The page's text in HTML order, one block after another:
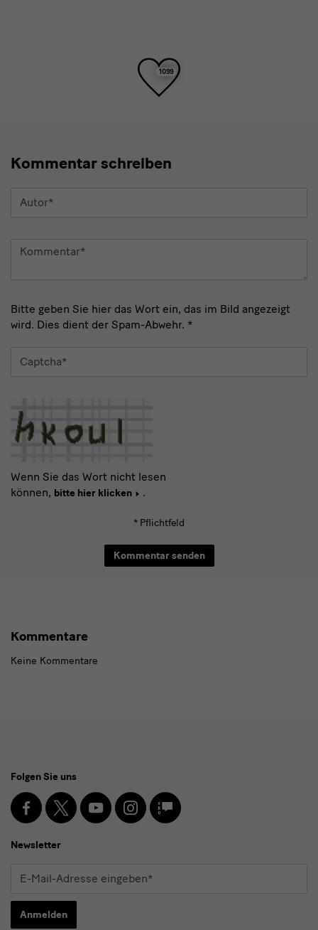
1099Toller
Kommentar schreiben
Autor
Kommentar
Bitte geben Sie hier das Wort ein, das im Bild angezeigt
wird. Dies dient der Spam-Abwehr. *
Captcha
Wenn Sie das Wort nicht lesen
können, bitte hier klicken .
* Pflichtfeld
Kommentare
Keine Kommentare
Media
und
Newsletter
Folgen Sie uns
Facebook
X YoutubeInstagramSKD
Blog
Newsletter
E-
Adresse
Anmelden